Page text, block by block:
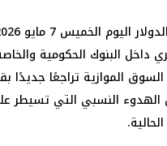
داخل البنوك الحكومية
الهدوء النسبي التي تسيطر